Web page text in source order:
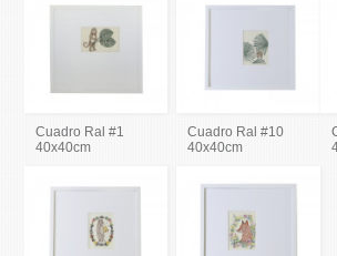
Cuadro Ral #1
40x40cm
Cuadro Ral #10
40x40cm